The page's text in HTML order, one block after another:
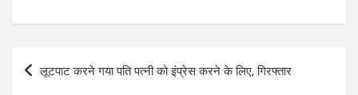
Post
navigation
लूटपाट करने गया पति पत्नी को इंप्रेस करने के लिए, गिरफ्तार